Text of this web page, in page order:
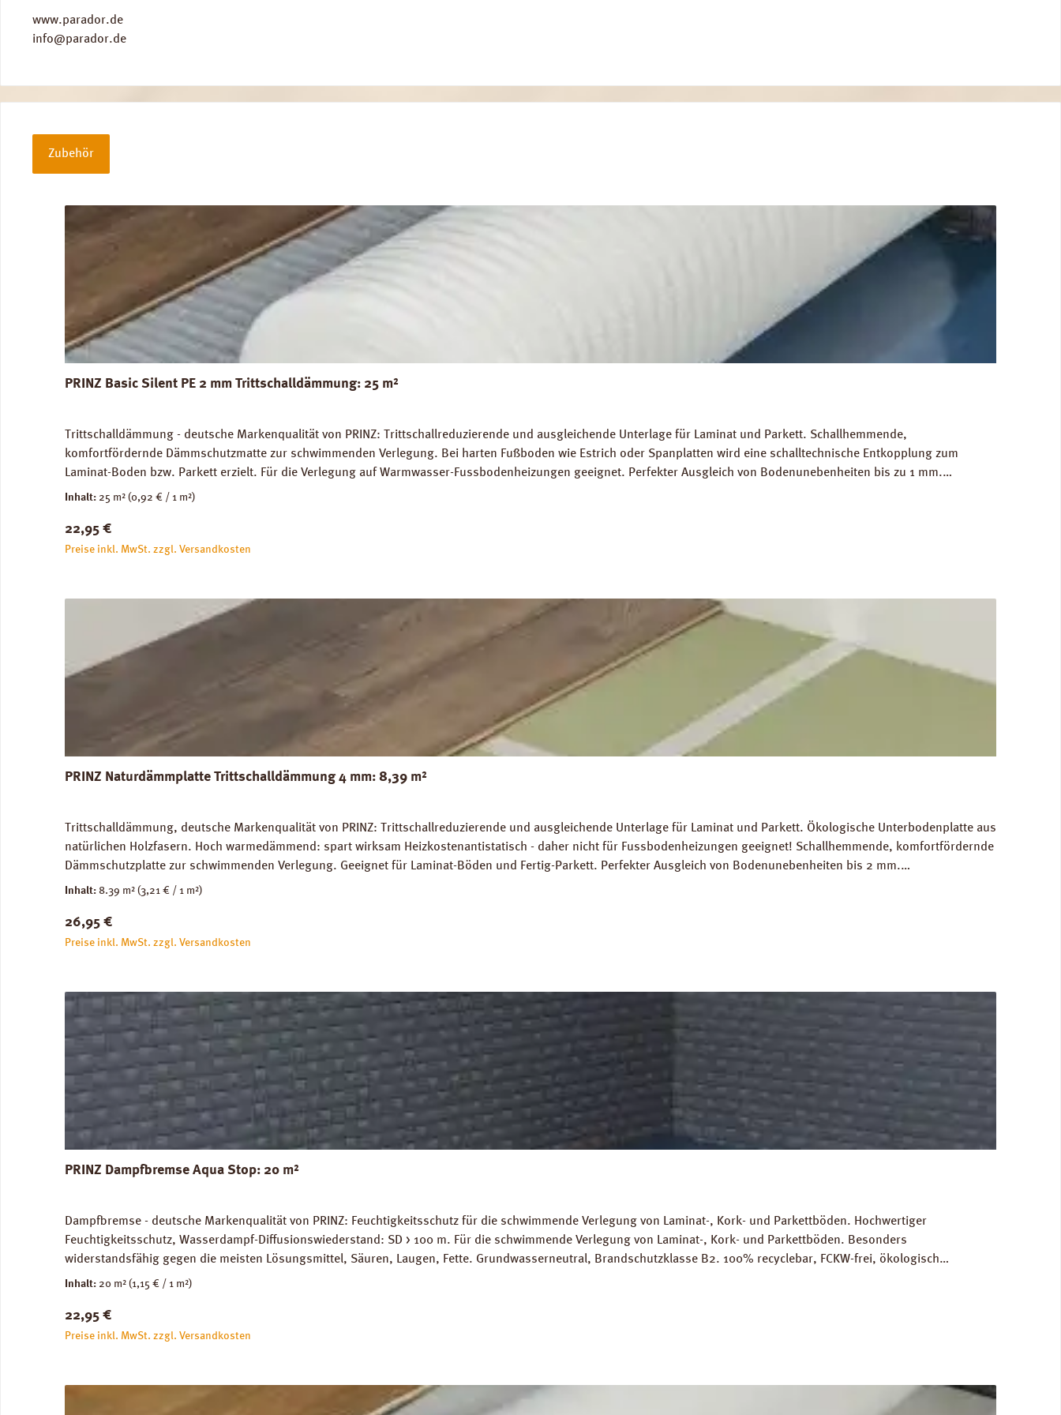
www.parador.de
info@parador.de
Zubehör
PRINZ Basic Silent PE 2 mm Trittschalldämmung: 25 m²
Trittschalldämmung - deutsche Markenqualität von PRINZ: Trittschallreduzierende und ausgleichende Unterlage für Laminat und Parkett. Schallhemmende,
komfortfördernde Dämmschutzmatte zur schwimmenden Verlegung. Bei harten Fußboden wie Estrich oder Spanplatten wird eine schalltechnische Entkopplung zum
Laminat-Boden bzw. Parkett erzielt. Für die Verlegung auf Warmwasser-Fussbodenheizungen geeignet. Perfekter Ausgleich von Bodenunebenheiten bis zu 1 mm.
Abmessungen: Breite 100 cm, Länge 25 m: 1 Rolle = 25 m² Trittschall-Verbesserung: 16 dB (ISO 140-8). Dichte: 25 kg/m³. FCKW- und HFCKW-frei. Ökologisch
Inhalt: 25 m² (0,92 € / 1 m²)
Regulärer Preis:
22,95 €
Preise inkl. MwSt. zzgl. Versandkosten
PRINZ Naturdämmplatte Trittschalldämmung 4 mm: 8,39 m²
Trittschalldämmung, deutsche Markenqualität von PRINZ: Trittschallreduzierende und ausgleichende Unterlage für Laminat und Parkett. Ökologische Unterbodenplatte aus
natürlichen Holzfasern. Hoch warmedämmend: spart wirksam Heizkostenantistatisch - daher nicht für Fussbodenheizungen geeignet! Schallhemmende, komfortfördernde
Dämmschutzplatte zur schwimmenden Verlegung. Geeignet für Laminat-Böden und Fertig-Parkett. Perfekter Ausgleich von Bodenunebenheiten bis 2 mm.
Trittschalldämmung: 19 dB, Gehschallverbesserung: 7 %. Hohe Belastungsfähigkeit von bis zu 7 t / m². Abmessungen: Breite 590 mm, Länge 790 mm, Stärke: 4 mm.
Inhalt: 8.39 m² (3,21 € / 1 m²)
Regulärer Preis:
26,95 €
Preise inkl. MwSt. zzgl. Versandkosten
PRINZ Dampfbremse Aqua Stop: 20 m²
Dampfbremse - deutsche Markenqualität von PRINZ: Feuchtigkeitsschutz für die schwimmende Verlegung von Laminat-, Kork- und Parkettböden. Hochwertiger
Feuchtigkeitsschutz, Wasserdampf-Diffusionswiederstand: SD > 100 m. Für die schwimmende Verlegung von Laminat-, Kork- und Parkettböden. Besonders
widerstandsfähig gegen die meisten Lösungsmittel, Säuren, Laugen, Fette. Grundwasserneutral, Brandschutzklasse B2. 100% recyclebar, FCKW-frei, ökologisch
unbedenklich. Für Warmwasser-Fussbodenheizung geeignet. Abmessungen: Länge: 10 m, Breite 2 m, Stärke 200 mµ. Gewicht als Grundlage für die Berechnung der
Inhalt: 20 m² (1,15 € / 1 m²)
Regulärer Preis:
22,95 €
Preise inkl. MwSt. zzgl. Versandkosten